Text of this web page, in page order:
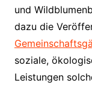
und
dazu die
soziale,
Leistungen